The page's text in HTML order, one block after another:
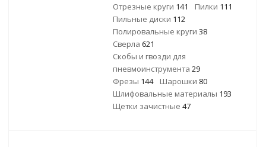
Отрезные круги 141 Пилки 111
Пильные диски 112
Полировальные круги 38
Сверла 621
Скобы и гвозди для
пневмоинструмента 29
Фрезы 144 Шарошки 80
Шлифовальные материалы 193
Щетки зачистные 47